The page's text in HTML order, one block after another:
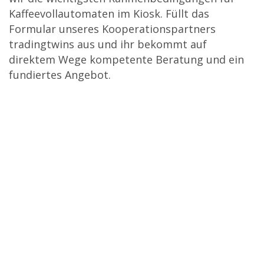
Kaffeevollautomaten im Kiosk. Füllt das
Formular unseres Kooperationspartners
tradingtwins aus und ihr bekommt auf
direktem Wege kompetente Beratung und ein
fundiertes Angebot.